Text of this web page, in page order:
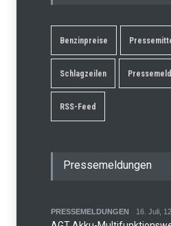
Benzinpreise
Schlagzeilen
RSS-Feed
Pressemeldungen
PRESSEMELDUNGEN 16. Juli,